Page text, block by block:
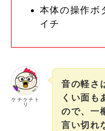
本体の操作ボ
イチ
ケチケチト
リ
音の軽さ
くい面も
ので、一
言い切れ